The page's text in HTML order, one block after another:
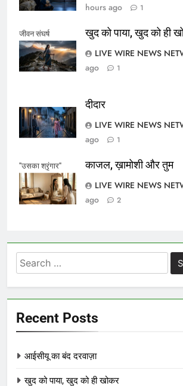
hours ago
1
जीवन संघर्ष
खुद को पाया, खुद को ही
LIVE WIRE NEWS
ago
1
दीदार
LIVE WIRE NEWS
ago
1
"उसका श्रृंगार"
काजल, ख़ामोशी और तुम
LIVE WIRE NEWS
ago
2
Search
for:
Recent Posts
आईसीयू का बंद दरवाज़ा
खुद को पाया, खुद को ही खोकर